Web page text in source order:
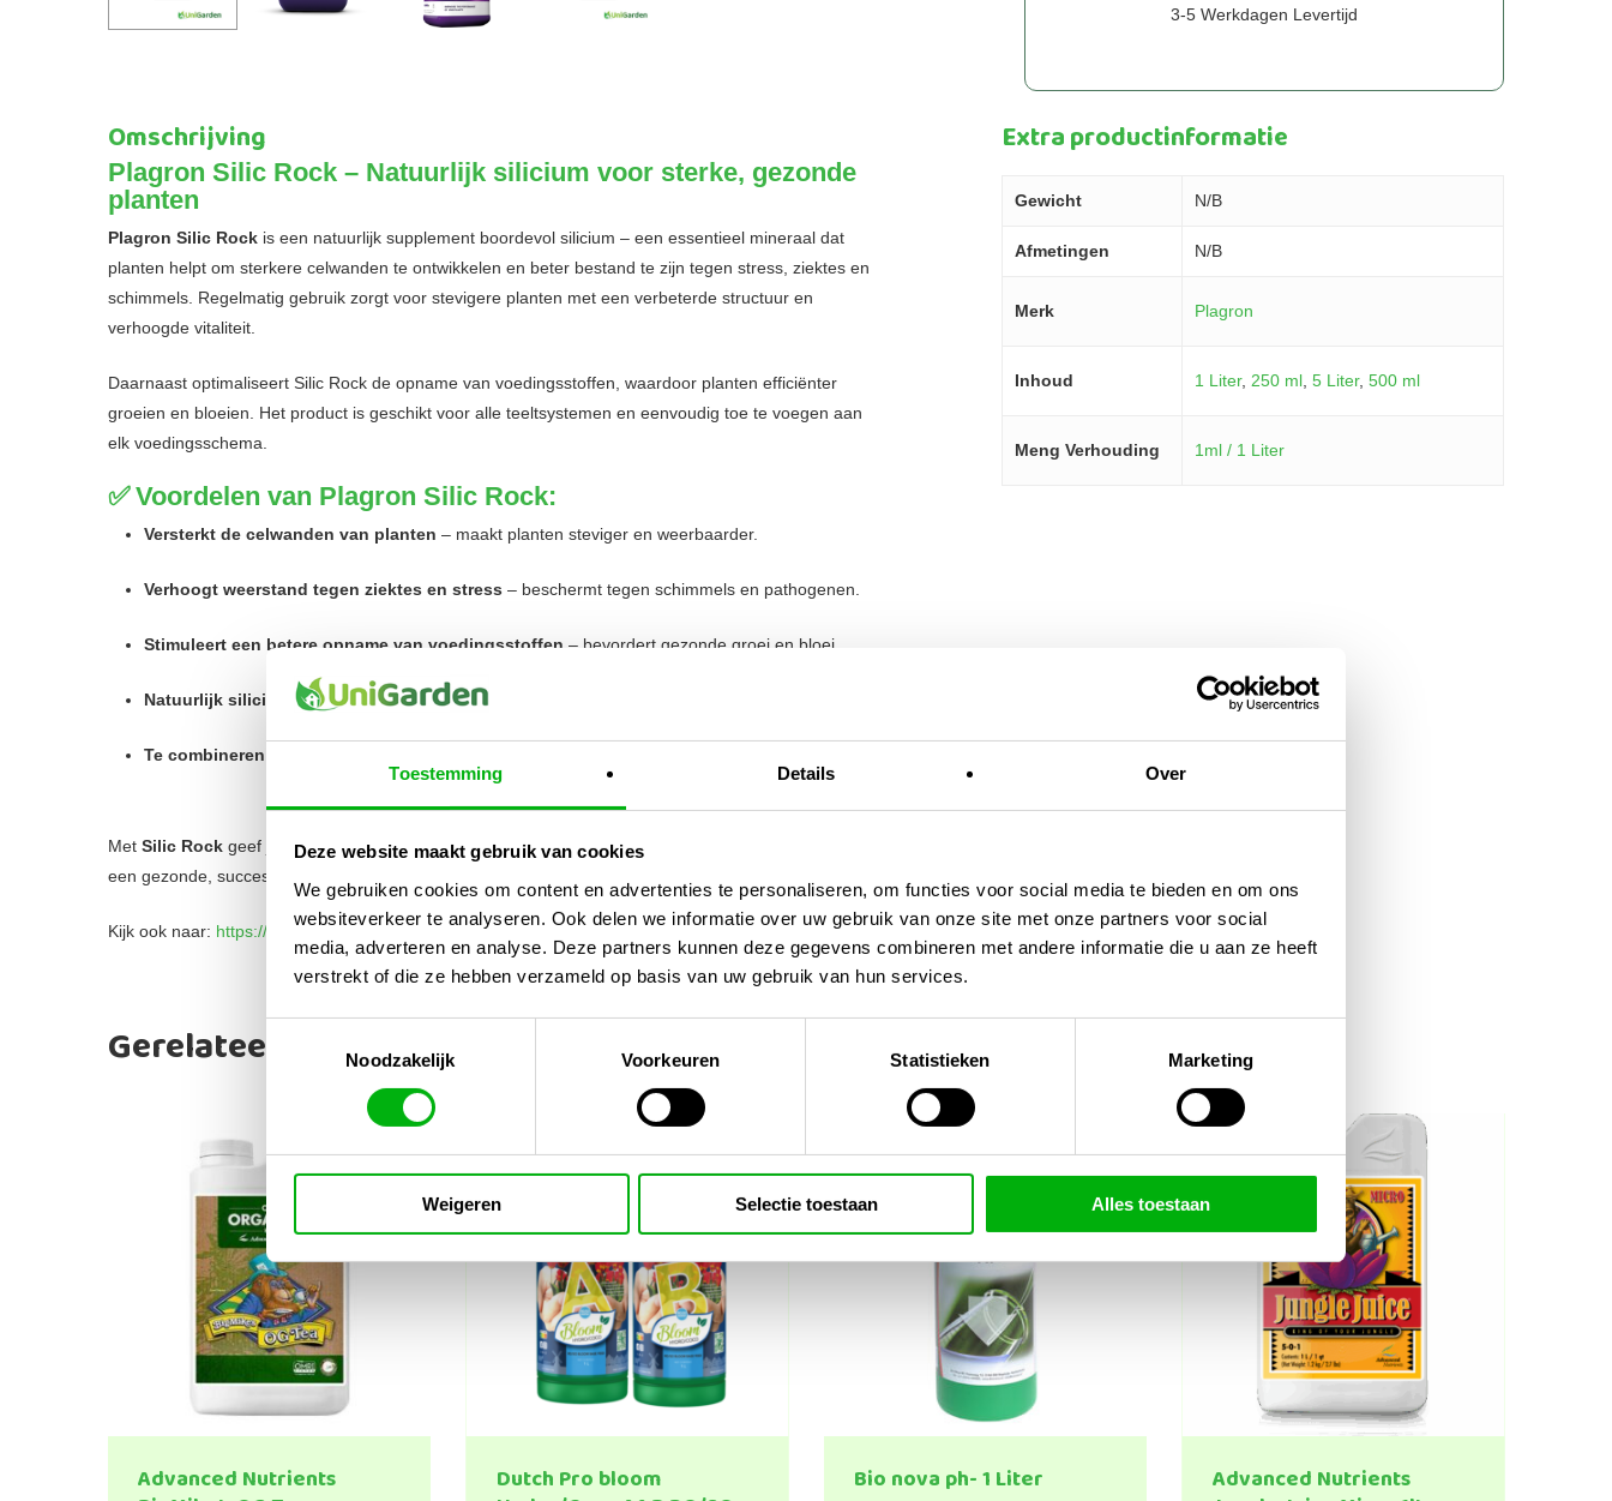
Toestemming Details Over
Deze website maakt gebruik van cookies
We gebruiken cookies om content en advertenties te personaliseren, om functies voor social media te bieden en om ons
websiteverkeer te analyseren. Ook delen we informatie over uw gebruik van onze site met onze partners voor social
media, adverteren en analyse. Deze partners kunnen deze gegevens combineren met andere informatie die u aan ze heeft
verstrekt of die ze hebben verzameld op basis van uw gebruik van hun services.
Noodzakelijk
Voorkeuren Statistieken Marketing
Weigeren Selectie toestaan Alles toestaan
3-5 Werkdagen Levertijd
Omschrijving
Plagron Silic Rock – Natuurlijk silicium voor sterke, gezonde
planten
Plagron Silic Rock is een natuurlijk supplement boordevol silicium – een essentieel mineraal dat
planten helpt om sterkere celwanden te ontwikkelen en beter bestand te zijn tegen stress, ziektes en
schimmels. Regelmatig gebruik zorgt voor stevigere planten met een verbeterde structuur en
verhoogde vitaliteit.
Daarnaast optimaliseert Silic Rock de opname van voedingsstoffen, waardoor planten efficiënter
groeien en bloeien. Het product is geschikt voor alle teeltsystemen en eenvoudig toe te voegen aan
elk voedingsschema.
✅Voordelen van Plagron Silic Rock:
Versterkt de celwanden van planten – maakt planten steviger en weerbaarder.
Verhoogt weerstand tegen ziektes en stress – beschermt tegen schimmels en pathogenen.
Stimuleert een betere opname van voedingsstoffen – bevordert gezonde groei en bloei.
Natuurlijk silicium, duurzaam en veilig– ideaal voor biologische teelt.
Te combineren met alle Plagron-producten
Met Silic Rock geef je jouw planten extra kracht, stabiliteit en weerstand – de perfecte basis voor
een gezonde, succesvolle teelt.
Kijk ook naar: https://unigarden.nl/product-category/vijverirrigatie/ph-ec-meters/
Extra productinformatie
Gewicht N/B
Afmetingen N/B
Merk Plagron
Inhoud 1 Liter, 250 ml, 5 Liter, 500 ml
Meng Verhouding 1ml / 1 Liter
Gerelateerde producten
Advanced Nutrients
Dutch Pro bloom
Bio nova ph- 1 Liter
Advanced Nutrients